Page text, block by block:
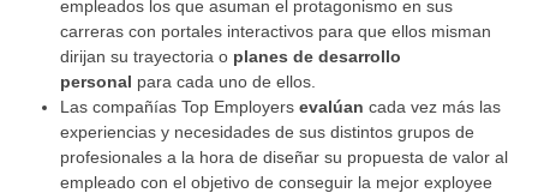
empleados los que asuman el protagonismo en sus
carreras con portales interactivos para que ellos misman
dirijan su trayectoria o planes de desarrollo
personal para cada uno de ellos.
Las compañías Top Employers evalúan cada vez más las
experiencias y necesidades de sus distintos grupos de
profesionales a la hora de diseñar su propuesta de valor al
empleado con el objetivo de conseguir la mejor exployee